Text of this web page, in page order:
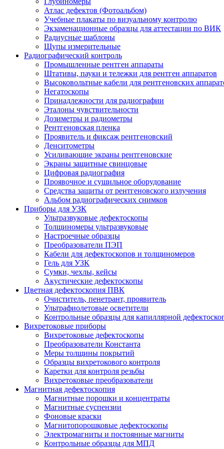
Атлас дефектов (Фотоальбом)
Учебные плакаты по визуальному контролю
Экзаменационные образцы для аттестации по ВИК
Радиусные шаблоны
Щупы измерительные
Радиографический контроль
Промышленные рентген аппараты
Штативы, пауки и тележки для рентген аппаратов
Высоковольтные кабели для рентгеновских
Негатоскопы
Принадлежности для радиографии
Эталоны чувствительности
Дозиметры и радиометры
Рентгеновская пленка
Проявитель и фиксаж рентгеновский
Денситометры
Усиливающие экраны рентгеновские
Экраны защитные свинцовые
Цифровая радиография
Проявочное и сушильное оборудование
Средства защиты от рентгеновского излучения
Альбом радиографических снимков
Приборы для УЗК
Ультразвуковые дефектоскопы
Толщиномеры ультразвуковые
Настроечные образцы
Преобразователи ПЭП
Кабели для дефектоскопов и толщиномеров
Гель для УЗК
Сумки, чехлы, кейсы
Акустические дефектоскопы
Цветная дефектоскопия ПВК
Очиститель, пенетрант, проявитель
Ультрафиолетовые осветители
Контрольные образцы для капиллярной
Вихретоковые приборы
Вихретоковые дефектоскопы
Преобразователи Константа
Меры толщины покрытий
Образцы вихретокового контроля
Каретки для контроля резьбы
Вихретоковые преобразователи
Магнитная дефектоскопия
Магнитные порошки и концентраты
Магнитные суспензии
Фоновые краски
Магнитопорошковые дефектоскопы
Электромагниты и постоянные магниты
Контрольные образцы для МПД